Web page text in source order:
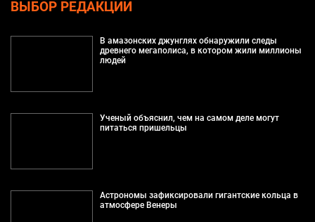
ВЫБОР РЕДАКЦИИ
В амазонских джунглях обнаружили следы
древнего мегаполиса, в котором жили миллионы
людей
Ученый объяснил, чем на самом деле могут
питаться пришельцы
Астрономы зафиксировали гигантские кольца в
атмосфере Венеры